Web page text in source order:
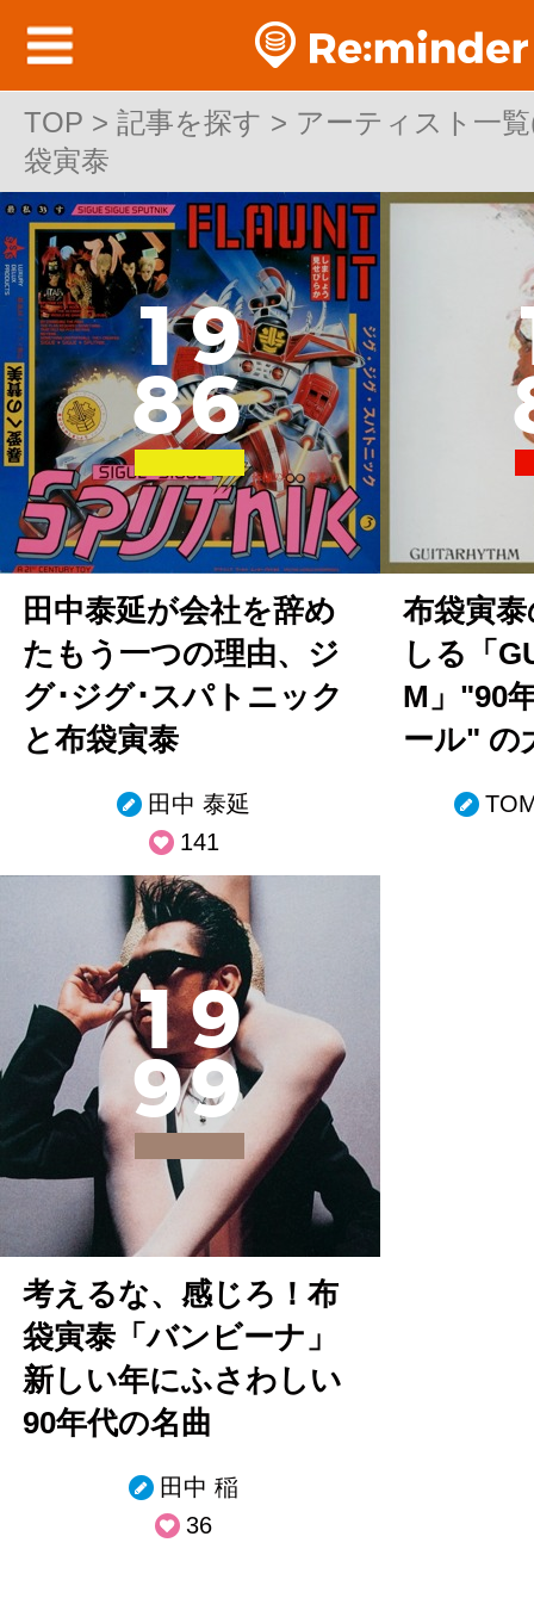
TOP > 記事を探す > アーティスト一
袋寅泰
TOP > 記事を探す > アーティスト一
袋寅泰
19
86
田中泰延が会社を辞め
たもう一つの理由、ジ
グ･ジグ･スパトニック
と布袋寅泰
田中 泰延
141
布袋寅
しる「
M」"90
ール" の
19
99
考えるな、感じろ！布
袋寅泰「バンビーナ」
新しい年にふさわしい
90年代の名曲
田中 稲
36